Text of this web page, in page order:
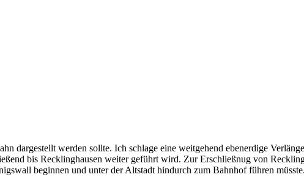
dargestellt werden sollte. Ich schlage eine weitgehend ebenerdige
bis Recklinghausen weiter geführt wird. Zur Erschließnug von
beginnen und unter der Altstadt hindurch zum Bahnhof führen müsste.